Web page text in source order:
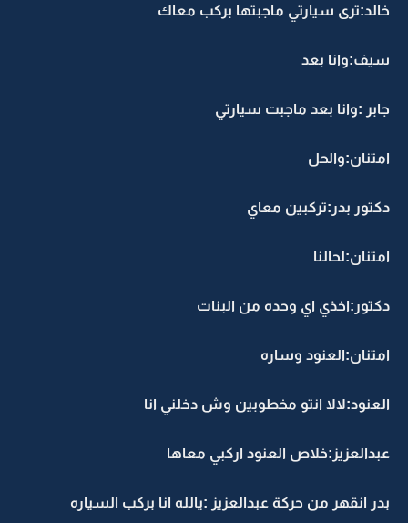
خالد:ترى سيارتي ماجبتها بركب معاك
سيف:وانا بعد
جابر :وانا بعد ماجبت سيارتي
امتنان:والحل
دكتور بدر:تركبين معاي
امتنان:لحالنا
دكتور:اخذي اي وحده من البنات
امتنان:العنود وساره
العنود:لالا انتو مخطوبين وش دخلني انا
عبدالعزيز:خلاص العنود اركبي معاها
بدر انقهر من حركة عبدالعزيز :يالله انا بركب السياره